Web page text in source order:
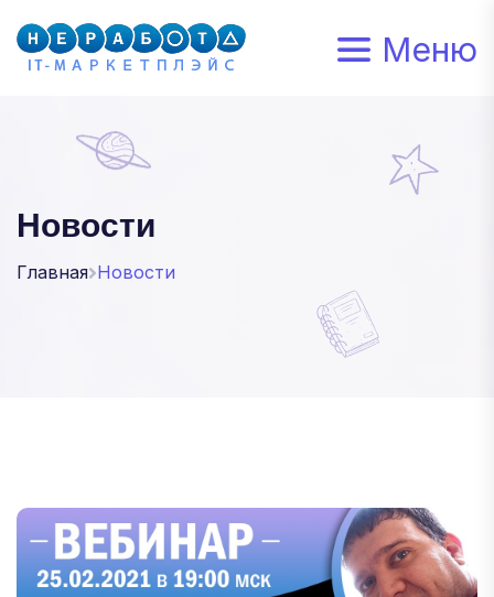
Меню
Новости
Главная Новости